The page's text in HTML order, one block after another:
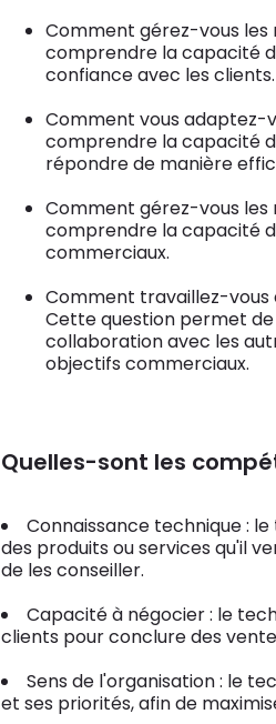
Comment gérez-vous
comprendre la capacité
confiance avec les clients.
Comment vous adaptez-
comprendre la capacité
répondre de manière
Comment gérez-vous
comprendre la capacité
commerciaux.
Comment travaillez-vous
Cette question permet
collaboration avec les
objectifs commerciaux.
Quelles-sont les
Connaissance technique :
des produits ou services qu'il
de les conseiller.
Capacité à négocier : le
clients pour conclure des
Sens de l'organisation : le
et ses priorités, afin de